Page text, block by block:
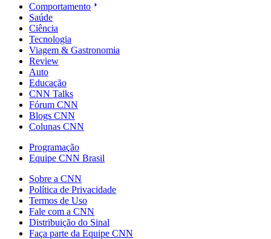
Comportamento
Saúde
Ciência
Tecnologia
Viagem & Gastronomia
Review
Auto
Educação
CNN Talks
Fórum CNN
Blogs CNN
Colunas CNN
Programação
Equipe CNN Brasil
Sobre a CNN
Política de Privacidade
Termos de Uso
Fale com a CNN
Distribuição do Sinal
Faça parte da Equipe CNN